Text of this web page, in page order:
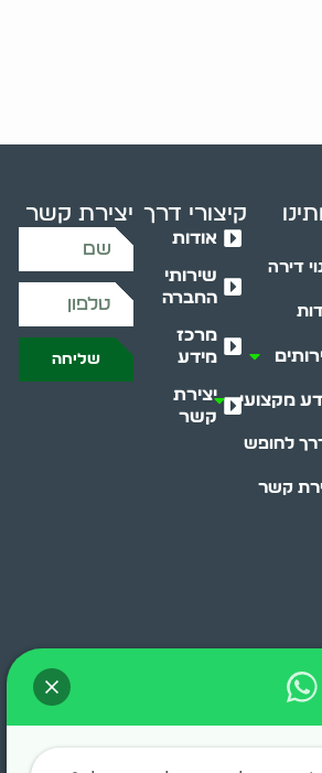
דירה
מקצועי
לחופש
קשר
קיצורי דרך
אודות
שירותי
החברה
מרכז
מידע
יצירת
קשר
יצירת קשר
שליחה